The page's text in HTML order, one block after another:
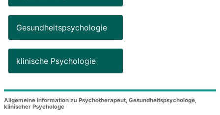
Gesundheitspsychologie
klinische Psychologie
Allgemeine Information zu Psychotherapeut, Gesundheitspsychologe,
klinischer Psychologe